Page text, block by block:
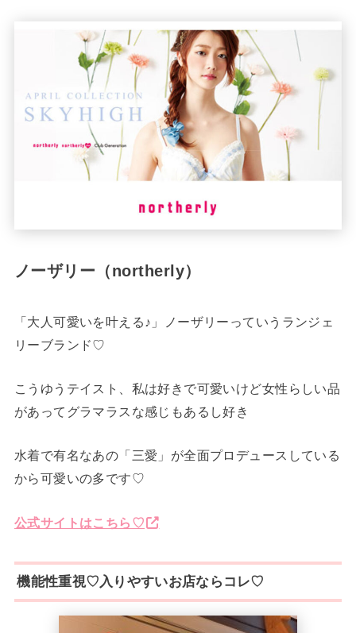
ノーザリー（northerly）
「大人可愛いを叶える♪」ノーザリーっていうランジェ
リーブランド♡
こうゆうテイスト、私は好きで可愛いけど女性らしい品
があってグラマラスな感じもあるし好き
水着で有名なあの「三愛」が全面プロデュースしている
から可愛いの多です♡
公式サイトはこちら♡
機能性重視♡入りやすいお店ならコレ♡